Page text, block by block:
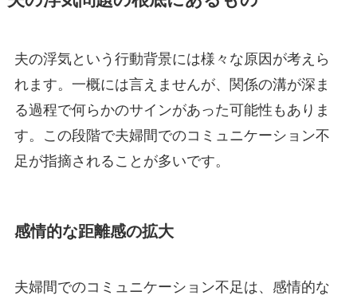
夫の浮気という行動背景には様々な原因が考えら
れます。一概には言えませんが、関係の溝が深ま
る過程で何らかのサインがあった可能性もありま
す。この段階で夫婦間でのコミュニケーション不
足が指摘されることが多いです。
感情的な距離感の拡大
夫婦間でのコミュニケーション不足は、感情的な